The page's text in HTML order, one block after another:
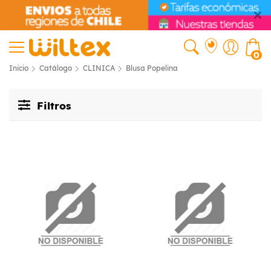
0
Inicio Catálogo CLINICA Blusa Popelina
Filtros